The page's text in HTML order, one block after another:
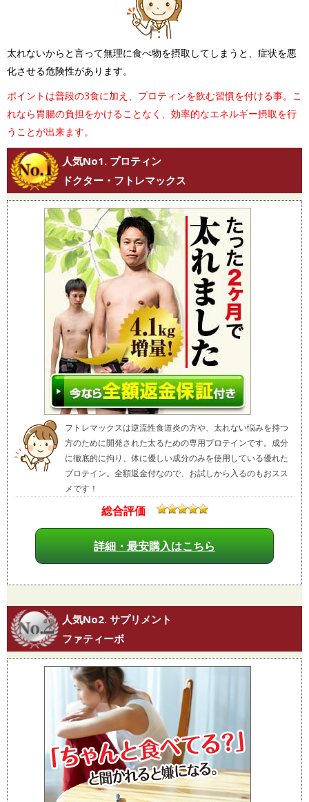
太れないからと言って無理に食べ物を摂取してしまうと、症状を悪
化させる危険性があります。
ポイントは普段の3食に加え、プロティンを飲む習慣を付ける事。こ
れなら胃腸の負担をかけることなく、効率的なエネルギー摂取を行
うことが出来ます。
人気No1. プロティン
ドクター・フトレマックス
フトレマックスは逆流性食道炎の方や、太れない悩みを持つ
方のために開発された太るための専用プロテインです。成分
に徹底的に拘り、体に優しい成分のみを使用している優れた
プロテイン。全額返金付なので、お試しから入るのもおスス
メです！
総合評価
詳細・最安購入はこちら
人気No2. サプリメント
ファティーボ